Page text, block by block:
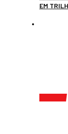
EM